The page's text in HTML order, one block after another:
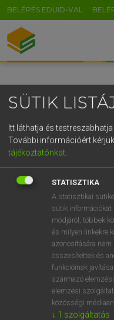
BELÉPÉS EDUID-VAL
SÜTIK
Itt láthatja és
További információért
tájékoztatónkat
STATISZTIKA
A statisztikai
sütik
módjáról, többek
és milyen linkekre
azonosítására
összesítettek és
funkcióinak
származó
elemzési
közösségi
↓ 1 szolgáltatás
GR
5
g h k l
v b n m